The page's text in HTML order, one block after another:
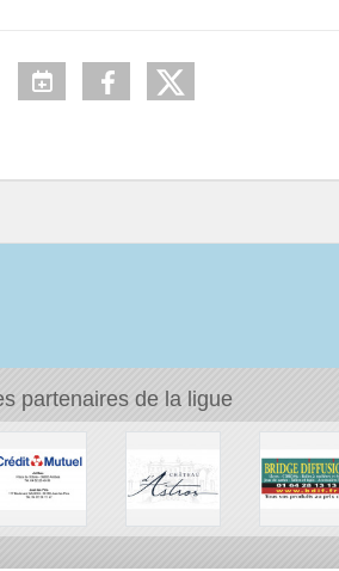
partenaires de la ligue